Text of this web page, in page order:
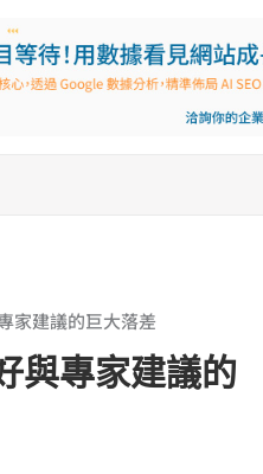
家建議的巨大落差
與專家建議的